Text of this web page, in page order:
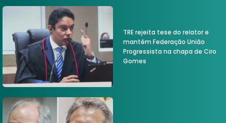
TRE rejeita tese do relator e
mantém Federação União
Progressista na chapa de Ciro
Gomes